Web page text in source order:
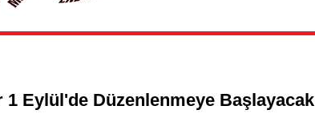
Eylül'de Düzenlenmeye Başlayacak